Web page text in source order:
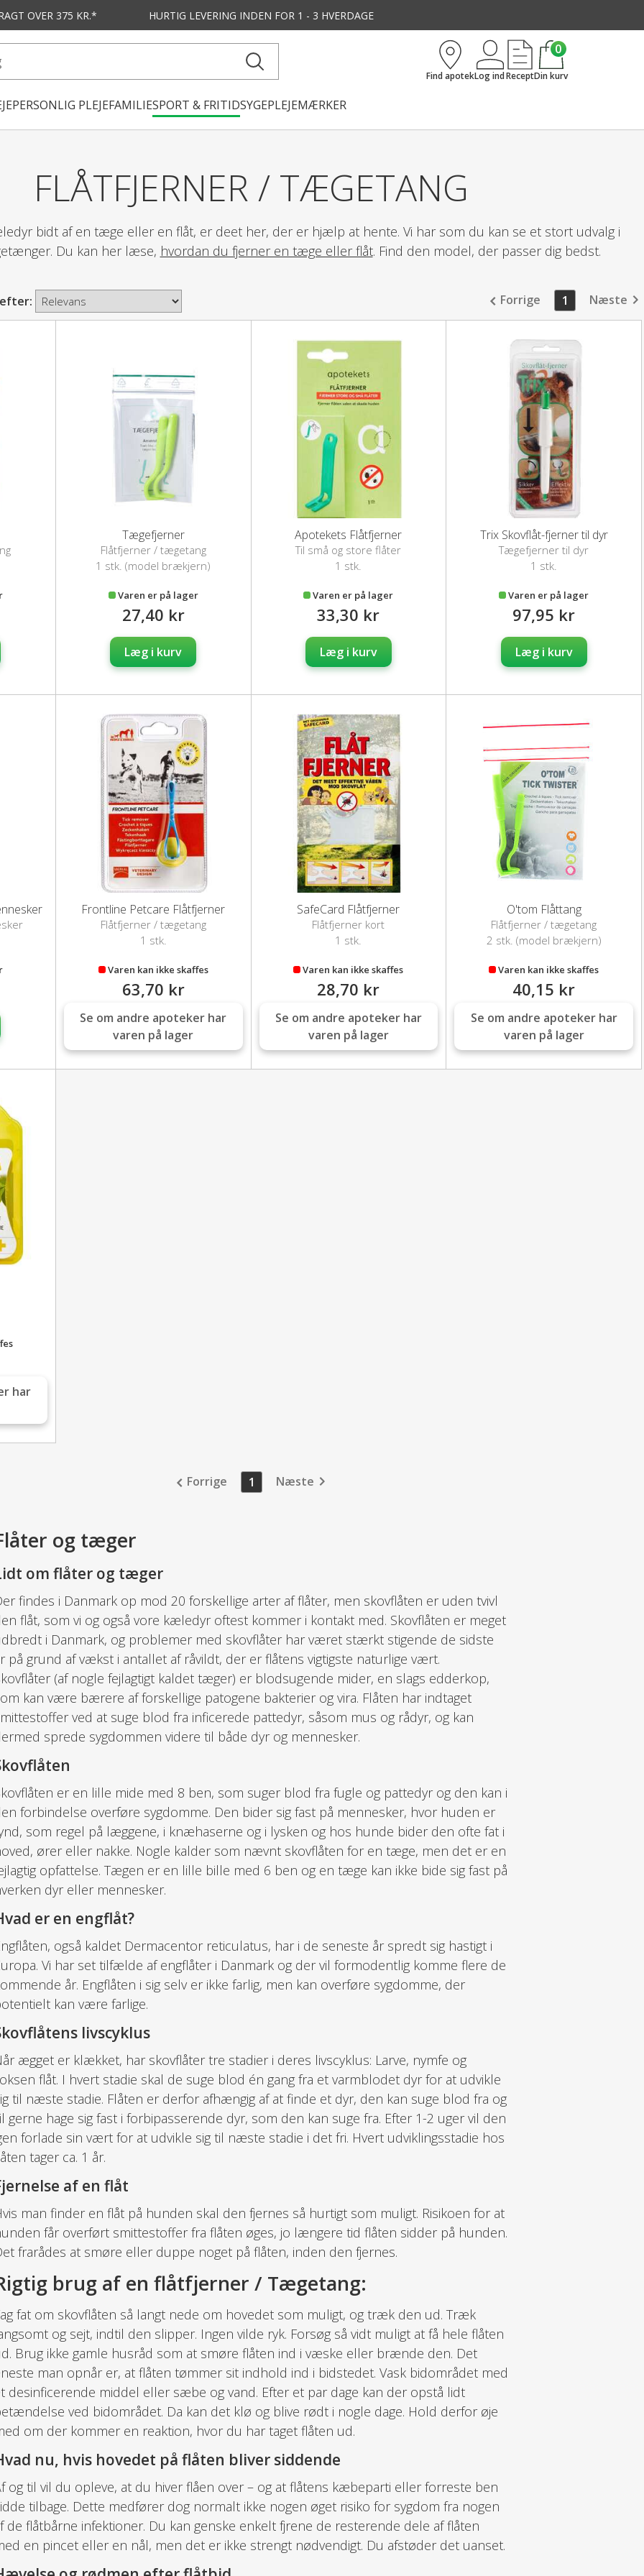
OVER 375 KR.* HURTIG LEVERING INDEN FOR 1 - 3 HVERDAGE
PERSONLIG PLEJEFAMILIESPORT & FRITIDSYGEPLEJEMÆRKER
Find apotekLog indRecept
0
Din kurv
FLÅTFJERNER / TÆGETANG
bidt af en tæge eller en flåt, er deet her, der er hjælp at hente. Vi har som du kan se et stort udvalg i
Du kan her læse, hvordan du fjerner en tæge eller flåt. Find den model, der passer dig bedst.
Forrige 1 Næste
Tægefjerner
Flåtfjerner / tægetang
1 stk. (model brækjern)
Varen er på lager
27,40 kr
Læg i kurv
Apotekets Flåtfjerner
Til små og store flåter
1 stk.
Varen er på lager
33,30 kr
Læg i kurv
Trix Skovflåt-fjerner til dyr
Tægefjerner til dyr
1 stk.
Varen er på lager
97,95 kr
Læg i kurv
Frontline Petcare Flåtfjerner
Flåtfjerner / tægetang
1 stk.
Varen kan ikke skaffes
63,70 kr
Se om andre apoteker har
varen på lager
SafeCard Flåtfjerner
Flåtfjerner kort
1 stk.
Varen kan ikke skaffes
28,70 kr
Se om andre apoteker har
varen på lager
O'tom Flåttang
Flåtfjerner / tægetang
2 stk. (model brækjern)
Varen kan ikke skaffes
40,15 kr
Se om andre apoteker har
varen på lager
har
Forrige 1 Næste
og tæger
om flåter og tæger
findes i Danmark op mod 20 forskellige arter af flåter, men skovflåten er uden tvivl
flåt, som vi og også vore kæledyr oftest kommer i kontakt med. Skovflåten er meget
i Danmark, og problemer med skovflåter har været stærkt stigende de sidste
på grund af vækst i antallet af råvildt, der er flåtens vigtigste naturlige vært.
(af nogle fejlagtigt kaldet tæger) er blodsugende mider, en slags edderkop,
kan være bærere af forskellige patogene bakterier og vira. Flåten har indtaget
ved at suge blod fra inficerede pattedyr, såsom mus og rådyr, og kan
sprede sygdommen videre til både dyr og mennesker.
er en lille mide med 8 ben, som suger blod fra fugle og pattedyr og den kan i
forbindelse overføre sygdomme. Den bider sig fast på mennesker, hvor huden er
som regel på læggene, i knæhaserne og i lysken og hos hunde bider den ofte fat i
ører eller nakke. Nogle kalder som nævnt skovflåten for en tæge, men det er en
opfattelse. Tægen er en lille bille med 6 ben og en tæge kan ikke bide sig fast på
dyr eller mennesker.
er en engflåt?
også kaldet Dermacentor reticulatus, har i de seneste år spredt sig hastigt i
Vi har set tilfælde af engflåter i Danmark og der vil formodentlig komme flere de
år. Engflåten i sig selv er ikke farlig, men kan overføre sygdomme, der
kan være farlige.
livscyklus
ægget er klækket, har skovflåter tre stadier i deres livscyklus: Larve, nymfe og
flåt. I hvert stadie skal de suge blod én gang fra et varmblodet dyr for at udvikle
til næste stadie. Flåten er derfor afhængig af at finde et dyr, den kan suge blod fra og
gerne hage sig fast i forbipasserende dyr, som den kan suge fra. Efter 1-2 uger vil den
forlade sin vært for at udvikle sig til næste stadie i det fri. Hvert udviklingsstadie hos
tager ca. 1 år.
af en flåt
man finder en flåt på hunden skal den fjernes så hurtigt som muligt. Risikoen for at
får overført smittestoffer fra flåten øges, jo længere tid flåten sidder på hunden.
frarådes at smøre eller duppe noget på flåten, inden den fjernes.
brug af en flåtfjerner / Tægetang:
fat om skovflåten så langt nede om hovedet som muligt, og træk den ud. Træk
og sejt, indtil den slipper. Ingen vilde ryk. Forsøg så vidt muligt at få hele flåten
Brug ikke gamle husråd som at smøre flåten ind i væske eller brænde den. Det
man opnår er, at flåten tømmer sit indhold ind i bidstedet. Vask bidområdet med
desinficerende middel eller sæbe og vand. Efter et par dage kan der opstå lidt
ved bidområdet. Da kan det klø og blive rødt i nogle dage. Hold derfor øje
om der kommer en reaktion, hvor du har taget flåten ud.
nu, hvis hovedet på flåten bliver siddende
og til vil du opleve, at du hiver flåen over – og at flåtens kæbeparti eller forreste ben
tilbage. Dette medfører dog normalt ikke nogen øget risiko for sygdom fra nogen
de flåtbårne infektioner. Du kan genske enkelt fjrene de resterende dele af flåten
en pincet eller en nål, men det er ikke strengt nødvendigt. Du afstøder det uanset.